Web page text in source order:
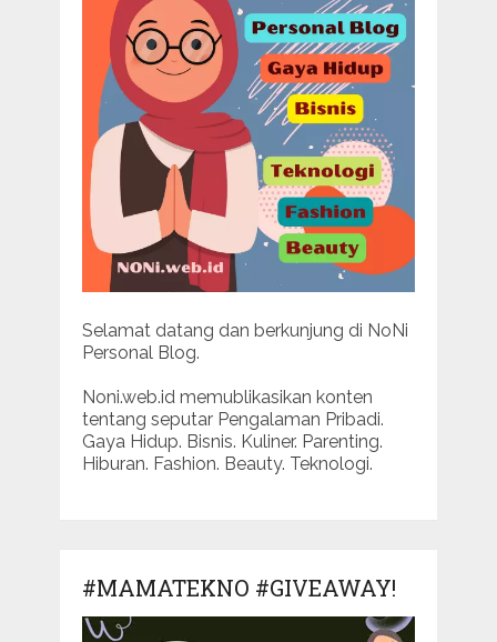
Selamat datang dan berkunjung di NoNi
Personal Blog.
Noni.web.id memublikasikan konten
tentang seputar Pengalaman Pribadi.
Gaya Hidup. Bisnis. Kuliner. Parenting.
Hiburan. Fashion. Beauty. Teknologi.
#MAMATEKNO #GIVEAWAY!